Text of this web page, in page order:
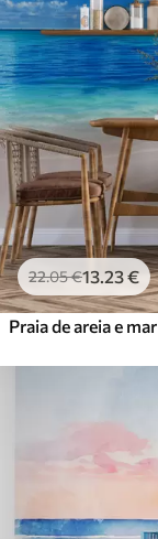
22.05€13.23€
Praia de areia e mar